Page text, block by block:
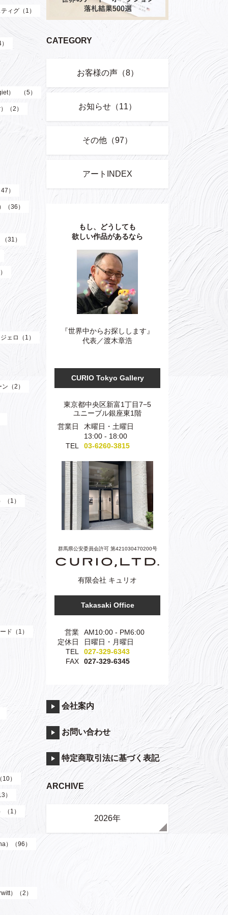
ィグ（1）
） （5）
（2）
）
（36）
31）
ェロ（1）
（2）
1）
ド（1）
）
）
1）
）（96）
）（2）
CATEGORY
お客様の声（8）
お知らせ（11）
その他（97）
アートINDEX
もし、どうしても
欲しい作品があるなら
『世界中からお探しします』
代表／渡木章浩
CURIO Tokyo Gallery
東京都中央区新富1丁目7−5
ユニーブル銀座東1階
営業日
木曜日・土曜日
13:00 - 18:00
TEL
03-6260-3815
群馬県公安委員会許可 第421030470200号
有限会社 キュリオ
Takasaki Office
営業
AM10:00 - PM6:00
定休日
日曜日・月曜日
TEL
027-329-6343
FAX
027-329-6345
会社案内
お問い合わせ
特定商取引法に基づく表記
ARCHIVE
2026年